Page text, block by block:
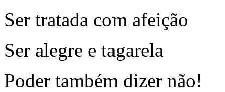
Ser tratada com afeição
Ser alegre e tagarela
Poder também dizer não!